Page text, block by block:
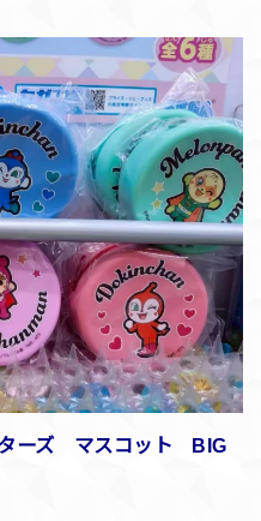
ーズ マスコット BIG